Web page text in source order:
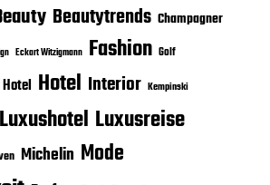
Beautytrends Champagner
Eckart Witzigmann Fashion Golf
Hotel Hotel Interior Kempinski
Luxushotel Luxusreise
Michelin Mode